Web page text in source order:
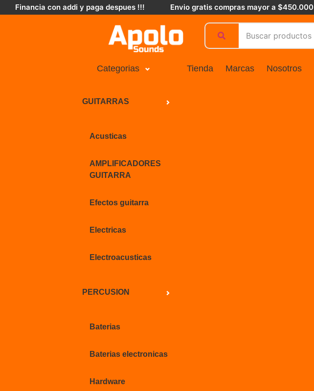
Financia con addi y paga despues !!! Envio gratis compras mayor a $450.000
Categorias
GUITARRAS
Acusticas
AMPLIFICADORES
GUITARRA
Efectos guitarra
Electricas
Electroacusticas
PERCUSION
Baterias
Baterias electronicas
Hardware
Tienda Marcas Nosotros